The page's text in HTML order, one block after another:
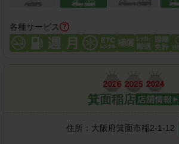
各種サービス
箕面稲店
住所： 大阪府箕面市稲2-1-12